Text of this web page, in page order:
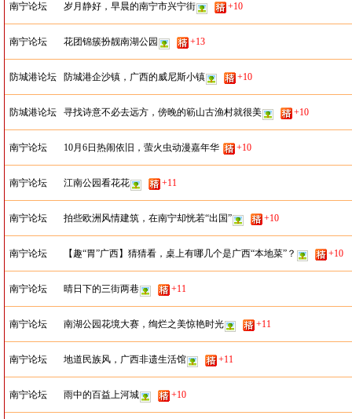
南宁论坛 岁月静好，早晨的南宁市兴宁街 +10
南宁论坛 花团锦簇扮靓南湖公园 +13
防城港论坛 防城港企沙镇，广西的威尼斯小镇 +10
防城港论坛 寻找诗意不必去远方，傍晚的簕山古渔村就很美 +10
南宁论坛 10月6日热闹依旧，萤火虫动漫嘉年华 +10
南宁论坛 江南公园看花花 +11
南宁论坛 拍些欧洲风情建筑，在南宁却恍若“出国” +10
南宁论坛 【趣“胃”广西】猜猜看，桌上有哪几个是广西“本地菜”？ +10
南宁论坛 晴日下的三街两巷 +11
南宁论坛 南湖公园花境大赛，绚烂之美惊艳时光 +11
南宁论坛 地道民族风，广西非遗生活馆 +11
南宁论坛 雨中的百益上河城 +10